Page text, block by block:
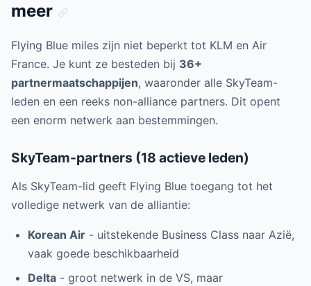
meer
Flying Blue miles zijn niet beperkt tot KLM en Air
France. Je kunt ze besteden bij 36+
partnermaatschappijen, waaronder alle SkyTeam-
leden en een reeks non-alliance partners. Dit opent
een enorm netwerk aan bestemmingen.
SkyTeam-partners (18 actieve leden)
Als SkyTeam-lid geeft Flying Blue toegang tot het
volledige netwerk van de alliantie:
Korean Air - uitstekende Business Class naar Azië,
vaak goede beschikbaarheid
Delta - groot netwerk in de VS, maar